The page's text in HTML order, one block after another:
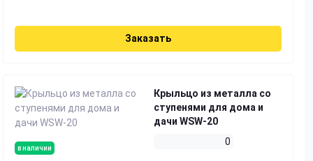
Заказать
в наличии
Крыльцо из металла со
ступенями для дома и
дачи WSW-20
0